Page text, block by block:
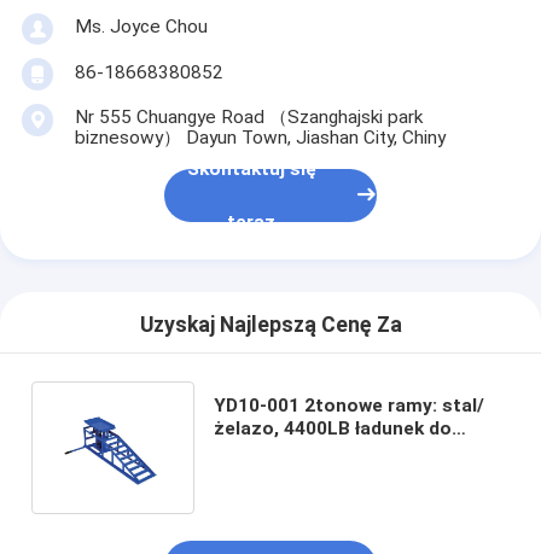
Ms. Joyce Chou
86-18668380852
Nr 555 Chuangye Road （Szanghajski park
biznesowy） Dayun Town, Jiashan City, Chiny
Skontaktuj się
teraz
Uzyskaj Najlepszą Cenę Za
YD10-001 2tonowe ramy: stal/
żelazo, 4400LB ładunek do